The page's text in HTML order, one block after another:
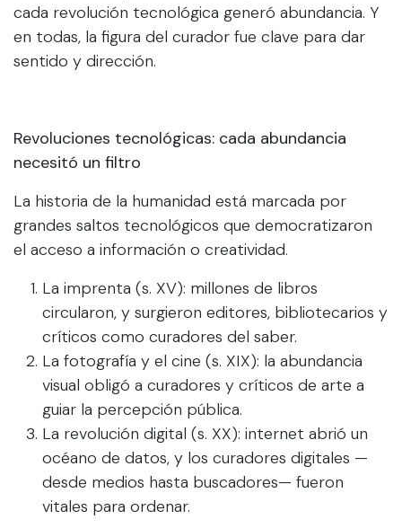
cada revolución tecnológica generó abundancia. Y
en todas, la figura del curador fue clave para dar
sentido y dirección.
Revoluciones tecnológicas: cada abundancia
necesitó un filtro
La historia de la humanidad está marcada por
grandes saltos tecnológicos que democratizaron
el acceso a información o creatividad.
La imprenta (s. XV): millones de libros
circularon, y surgieron editores, bibliotecarios y
críticos como curadores del saber.
La fotografía y el cine (s. XIX): la abundancia
visual obligó a curadores y críticos de arte a
guiar la percepción pública.
La revolución digital (s. XX): internet abrió un
océano de datos, y los curadores digitales —
desde medios hasta buscadores— fueron
vitales para ordenar.